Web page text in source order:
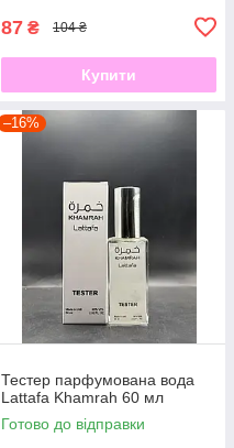
87 ₴ 104 ₴
Купити
–16%
Тестер парфумована вода
Lattafa Khamrah 60 мл
Готово до відправки